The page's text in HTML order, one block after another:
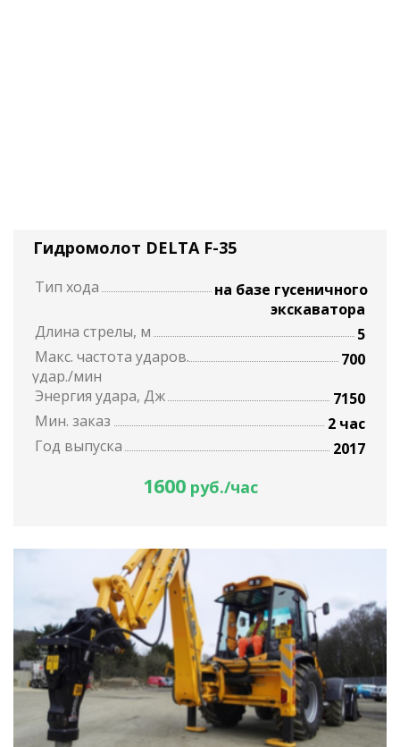
Гидромолот DELTA F-35
Тип хода
на базе гусеничного
экскаватора
Длина стрелы, м
5
Макс. частота ударов.
удар./мин
700
Энергия удара, Дж
7150
Мин. заказ
2 час
Год выпуска
2017
1600руб./час